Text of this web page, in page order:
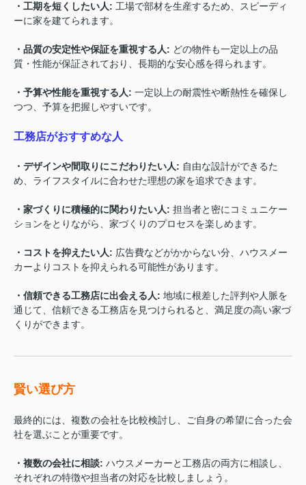
・工期を短くしたい人: 工場で部材を生産するため、スピーディ
ーに家を建てられます。
・品質の安定性や保証を重視する人: どの物件も一定以上の品
質・性能が保証されており、長期的な安心感を得られます。
・予算や性能を重視する人: 一定以上の耐震性や断熱性を確保し
つつ、予算を把握しやすいです。
工務店がおすすめな人
・デザインや間取りにこだわりたい人: 自由な設計ができるた
め、ライフスタイルに合わせた理想の家を追求できます。
・家づくりに積極的に関わりたい人: 担当者と密にコミュニケー
ションをとりながら、家づくりのプロセスを楽しめます。
・コストを抑えたい人: 広告費などがかからない分、ハウスメー
カーよりコストを抑えられる可能性があります。
・信頼できる工務店に出会える人: 地域に根差した評判や人脈を
通じて、信頼できる工務店を見つけられると、満足度の高い家づ
くりができます。
賢い選び方
最終的には、複数の会社を比較検討し、ご自身の希望に合った会
社を選ぶことが重要です。
・複数の会社に相談: ハウスメーカーと工務店の両方に相談し、
それぞれの特徴や担当者の対応を比較しましょう。